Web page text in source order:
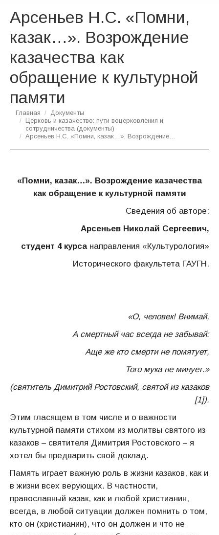
Арсеньев Н.С. «Помни,
казак…». Возрождение
казачества как
обращение к культурной
памяти
Вы здесь:
Главная
Документы
Церковь и казачество: пути воцерковления и
сотрудничества (документы)
Арсеньев Н.С. «Помни, казак…». Возрождение…
«Помни, казак…». Возрождение казачества
как обращение к культурной памяти
Сведения об авторе:
Арсеньев Николай Сергеевич,
студент 4 курсанаправления «Культурология»
Исторического факультета ГАУГН.
«О, человек! Внимай,
А смертный час всегда не забывай:
Аще же кто смерти не помятует,
Того мука не минует.»
(святитель Димитрий Ростовский, святой из казаков
[1]).
Этим гласящем в том числе и о важности
культурной памяти стихом из молитвы святого из
казаков – святителя Димитрия Ростовского – я
хотел бы предварить свой доклад.
Память играет важную роль в жизни казаков, как и
в жизни всех верующих. В частности,
православный казак, как и любой христианин,
всегда, в любой ситуации должен помнить о том,
кто он (христианин), что он должен и что не